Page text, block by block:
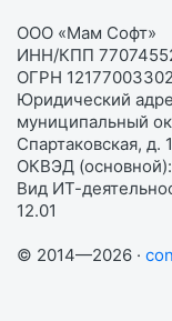
ООО «Мам Софт»
ИНН/КПП
ОГРН
Юридический
муниципальный
Спартаковская,
ОКВЭД (основной):
Вид ИТ-
12.01
© 2014—2026 ·